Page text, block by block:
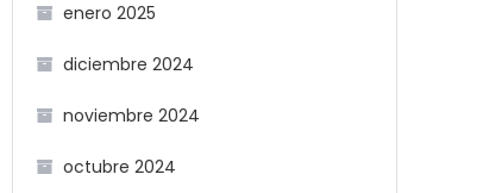
enero 2025
diciembre 2024
noviembre 2024
octubre 2024